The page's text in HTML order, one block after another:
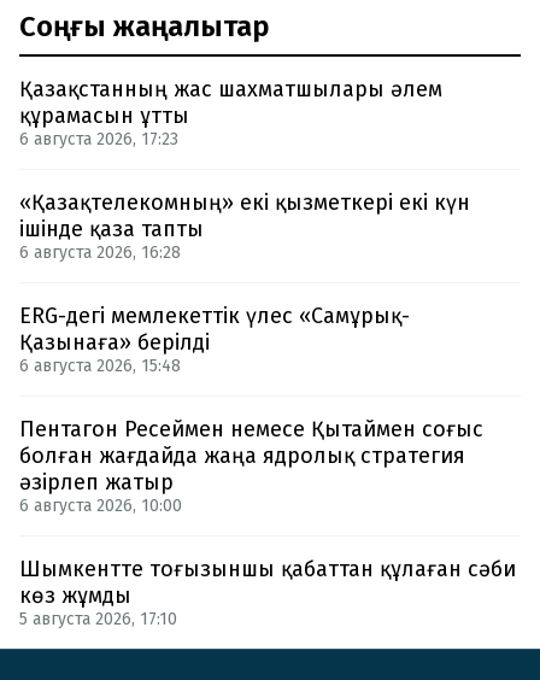
Соңғы жаңалықтар
Қазақстанның жас шахматшылары әлем
құрамасын ұтты
6 августа 2026, 17:23
«Қазақтелекомның» екі қызметкері екі күн
ішінде қаза тапты
6 августа 2026, 16:28
ERG-дегі мемлекеттік үлес «Самұрық-
Қазынаға» берілді
6 августа 2026, 15:48
Пентагон Ресеймен немесе Қытаймен соғыс
болған жағдайда жаңа ядролық стратегия
әзірлеп жатыр
6 августа 2026, 10:00
Шымкентте тоғызыншы қабаттан құлаған сәби
көз жұмды
5 августа 2026, 17:10